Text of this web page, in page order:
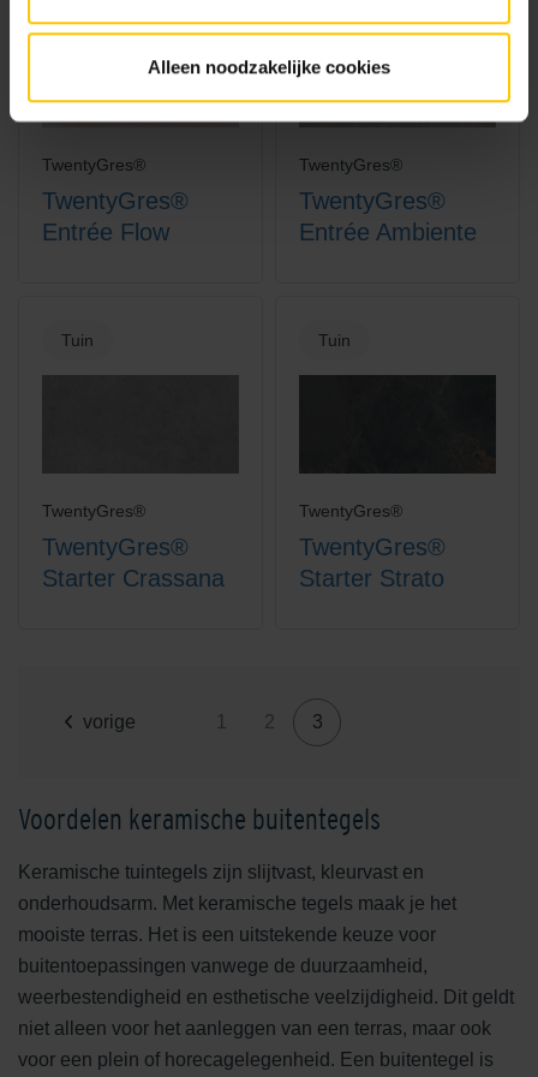
Alleen noodzakelijke cookies
TwentyGres®
TwentyGres®
Entrée Flow
TwentyGres®
TwentyGres®
Entrée Ambiente
Tuin
TwentyGres®
TwentyGres®
Starter Crassana
Tuin
TwentyGres®
TwentyGres®
Starter Strato
vorige 1 2 3
Voordelen keramische buitentegels
Keramische tuintegels zijn slijtvast, kleurvast en
onderhoudsarm. Met keramische tegels maak je het
mooiste terras. Het is een uitstekende keuze voor
buitentoepassingen vanwege de duurzaamheid,
weerbestendigheid en esthetische veelzijdigheid. Dit geldt
niet alleen voor het aanleggen van een terras, maar ook
voor een plein of horecagelegenheid. Een buitentegel is